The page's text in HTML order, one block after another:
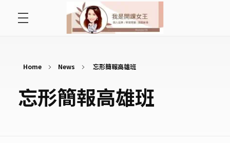
好好說故事
最愛讀書會
Home News 忘形簡報高雄班
忘形簡報高雄班